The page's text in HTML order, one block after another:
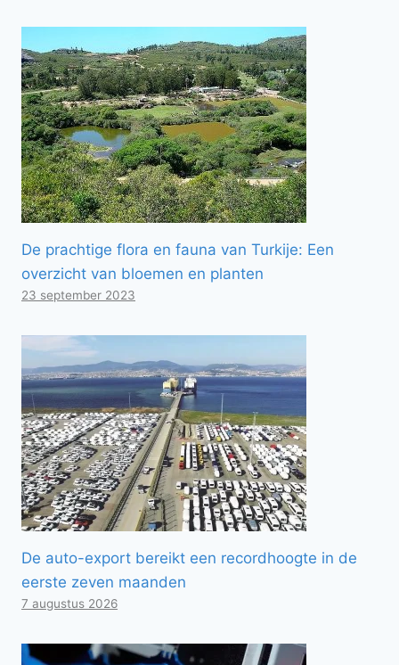
De prachtige flora en fauna van Turkije: Een
overzicht van bloemen en planten
23 september 2023
De auto-export bereikt een recordhoogte in de
eerste zeven maanden
7 augustus 2026